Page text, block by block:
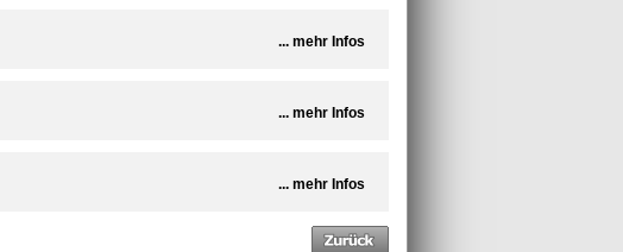
... mehr Infos
... mehr Infos
... mehr Infos